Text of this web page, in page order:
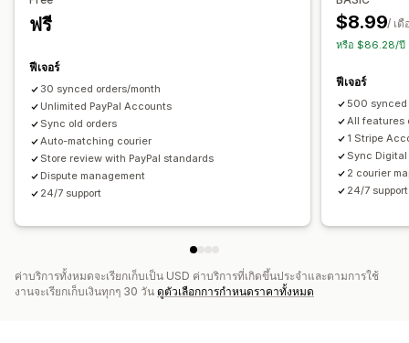
ฟรี
ฟีเจอร์
30 synced orders/month
Unlimited PayPal Accounts
Sync old orders
Auto-matching courier
Store review with PayPal standards
Dispute management
24/7 support
$8.99/ เดื
หรือ $86.28/ปี
ฟีเจอร์
500 synced
All features
1 Stripe
Sync Digital
2 courier
24/7 support
ค่าบริการทั้งหมดจะเรียกเก็บเป็น USD ค่าบริการที่เกิดขึ้นประจำและตามการใช้
งานจะเรียกเก็บเงินทุกๆ 30 วัน ดูตัวเลือกการกำหนดราคาทั้งหมด